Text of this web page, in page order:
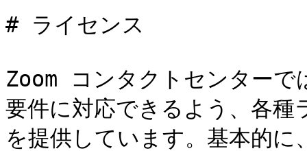
# ライセンス
Zoom コンタクトセンター
要件に対応できるよう、各
を提供しています。基本的